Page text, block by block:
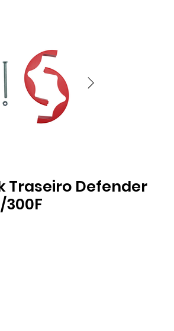
ABTD05
Traseiro Defender
300F